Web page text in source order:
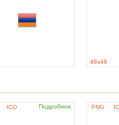
48x48
ICO Подробнее PNG